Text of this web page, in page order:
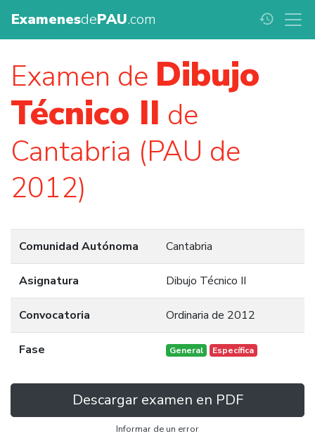
ExamenesdePAU.com history
Examen de Dibujo
Técnico II de
Cantabria (PAU de
2012)
Comunidad Autónoma Cantabria
Asignatura Dibujo Técnico II
Convocatoria Ordinaria de 2012
Fase General Específica
Descargar examen en PDF
Informar de un error